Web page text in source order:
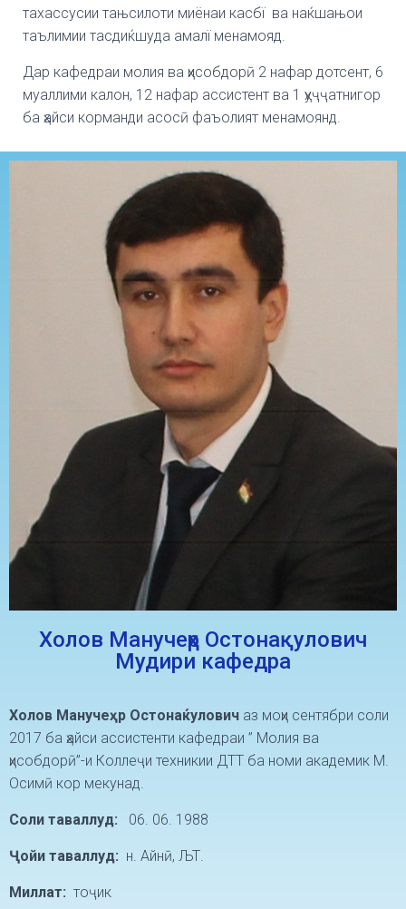
тахассусии тањсилоти миёнаи касбї ва наќшањои
таълимии тасдиќшуда амалї менамояд.
Дар кафедраи молия ва ҳисобдорӣ 2 нафар дотсент, 6
муаллими калон, 12 нафар ассистент ва 1 ҳуҷҷатнигор
ба ҳайси корманди асосӣ фаъолият менамоянд.
Холов Манучеҳр Остонақулович
Мудири кафедра
Холов Манучеҳр Остонаќулович аз моҳи сентябри соли
2017 ба ҳайси ассистенти кафедраи ” Молия ва
ҳисобдорӣ”-и Коллеҷи техникии ДТТ ба номи академик М.
Осимӣ кор мекунад.
Соли таваллуд: 06. 06. 1988
Ҷойи таваллуд: н. Айнӣ, ЉТ.
Миллат: тоҷик